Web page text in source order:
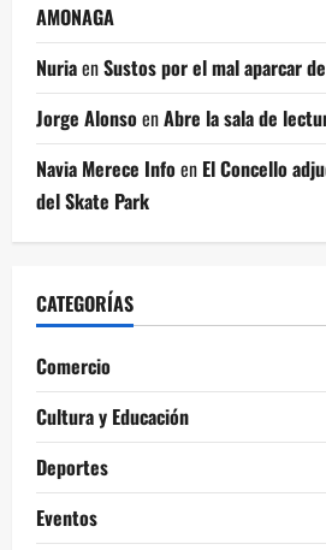
AMONAGA
NuriaenSustos por el mal aparcar
Jorge AlonsoenAbre la sala de
Navia Merece Infoen El Concello
del Skate Park
CATEGORÍAS
Comercio
Cultura y Educación
Deportes
Eventos